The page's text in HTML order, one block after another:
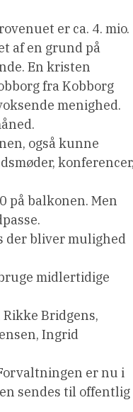
er ca. 4. mio.
af en grund på
En kristen
fra Kobborg
menighed.
også kunne
på balkonen. Men
der bliver mulighed
midlertidige
Bridgens,
Ingrid
er nu i
sendes til offentlig